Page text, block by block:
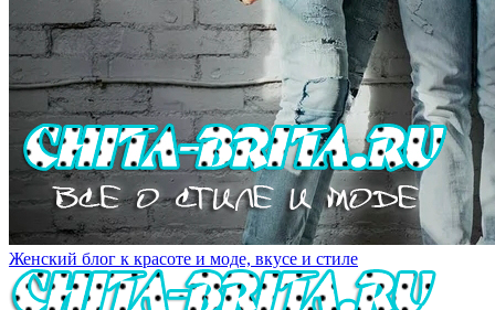
Женский блог к красоте и моде, вкусе и стиле